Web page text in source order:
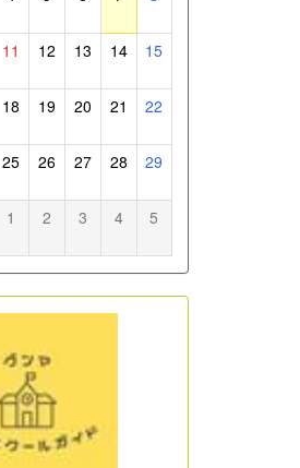
11 12 13 14 15
18 19 20 21 22
25 26 27 28 29
1 2 3 4 5